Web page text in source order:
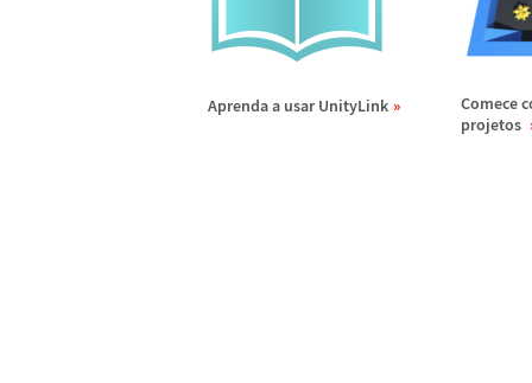
Aprenda a usar UnityLink
Comece
projetos